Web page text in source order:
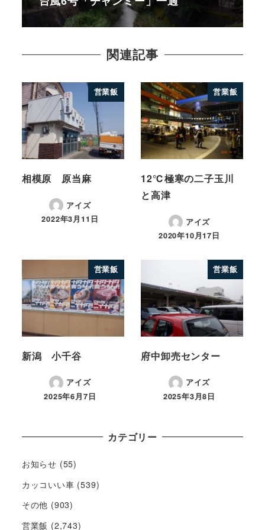
関連記事
営業飯
相模原 原当麻
アイズ
2022年3月11日
営業飯
12℃極寒の二子玉川
と高津
アイズ
2020年10月17日
営業飯
新潟 小千谷
アイズ
2025年6月7日
営業飯
府中卸売センター
アイズ
2025年3月8日
カテゴリー
お知らせ (55)
カッコいい車 (539)
その他 (903)
営業飯 (2,743)